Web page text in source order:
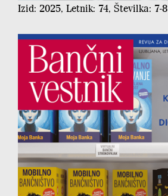
Izid: 2025, Letnik: 74, Številka: 7-8